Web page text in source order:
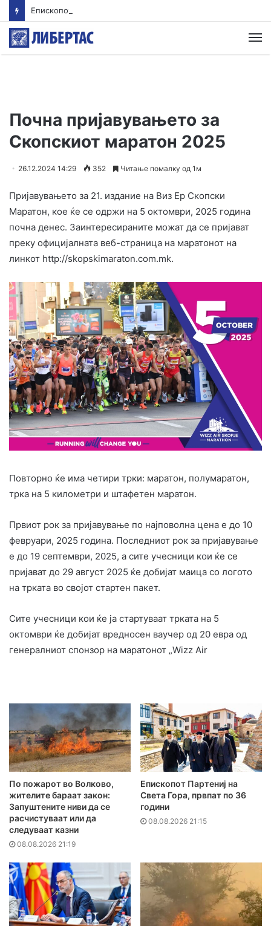
Почна пријавувањето за
Скопскиот маратон 2025
26.12.2024 14:29 352 Читање помалку од 1м
Пријавувањето за 21. издание на Виз Ер Скопски
Маратон, кое ќе се одржи на 5 октомври, 2025 година
почна денес. Заинтересираните можат да се пријават
преку официјалната веб-страница на маратонот на
линкот http://skopskimaraton.com.mk.
Повторно ќе има четири трки: маратон, полумаратон,
трка на 5 километри и штафетен маратон.
Првиот рок за пријавување по најповолна цена е до 10
февруари, 2025 година. Последниот рок за пријавување
е до 19 септември, 2025, а сите учесници кои ќе се
пријават до 29 август 2025 ќе добијат маица со логото
на трката во својот стартен пакет.
Сите учесници кои ќе ја стартуваат трката на 5
октомври ќе добијат вредносен ваучер од 20 евра од
генералниот спонзор на маратонот „Wizz Air
По пожарот во Волково,
жителите бараат закон:
Запуштените ниви да се
расчистуваат или да
следуваат казни
08.08.2026 21:19
Епископот Партениј на
Света Гора, првпат по 36
години
08.08.2026 21:15